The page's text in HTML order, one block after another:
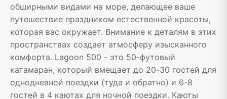
обширными видами на море, делающее ваше
путешествие праздником естественной красоты,
которая вас окружает. Внимание к деталям в этих
пространствах создает атмосферу изысканного
комфорта. Lagoon 500 - это 50-футовый
катамаран, который вмещает до 20-30 гостей для
однодневной поездки (туда и обратно) и 6-8
гостей в 4 каютах для ночной поездки. Каюты